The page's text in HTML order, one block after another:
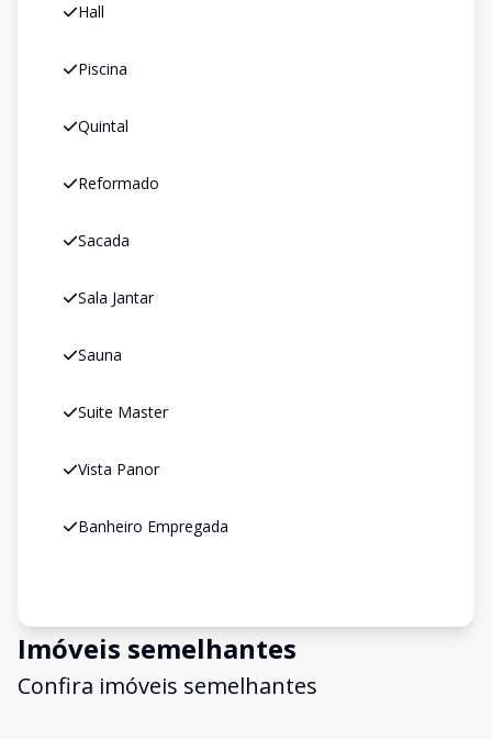
Hall
Piscina
Quintal
Reformado
Sacada
Sala Jantar
Sauna
Suite Master
Vista Panor
Banheiro Empregada
Imóveis semelhantes
Confira imóveis semelhantes